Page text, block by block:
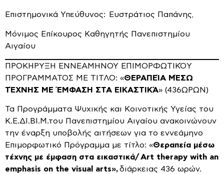
Επιστημονικά Υπεύθυνος: Ευστράτιος Παπάνης,
Μόνιμος Επίκουρος Καθηγητής Πανεπιστημίου
Αιγαίου
ΠΡΟΚΗΡΥΞΗ ΕΝΝΕΑΜΗΝΟΥ ΕΠΙΜΟΡΦΩΤΙΚΌΥ
ΠΡΟΓΡΑΜΜΑΤΟΣ ΜΕ ΤΙΤΛΟ: «ΘΕΡΑΠΕΊΑ ΜΈΣΩ
ΤΈΧΝΗΣ ΜΕ ΈΜΦΑΣΗ ΣΤΑ ΕΙΚΑΣΤΙΚΆ» (436ΩΡΩΝ)
Τα Προγράμματα Ψυχικής και Κοινοτικής Υγείας του
Κ.Ε.ΔΙ.ΒΙ.Μ.του Πανεπιστημίου Αιγαίου ανακοινώνουν
την έναρξη υποβολής αιτήσεων για το εννεάμηνο
Επιμορφωτικό Πρόγραμμα με τίτλο: «Θεραπεία μέσω
τέχνης με έμφαση στα εικαστικά/Art therapy with an
emphasis on the visual arts»,διάρκειας 436 ωρών.